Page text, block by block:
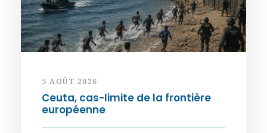
5 AOÛT 2026
Ceuta, cas-limite de la frontière
européenne